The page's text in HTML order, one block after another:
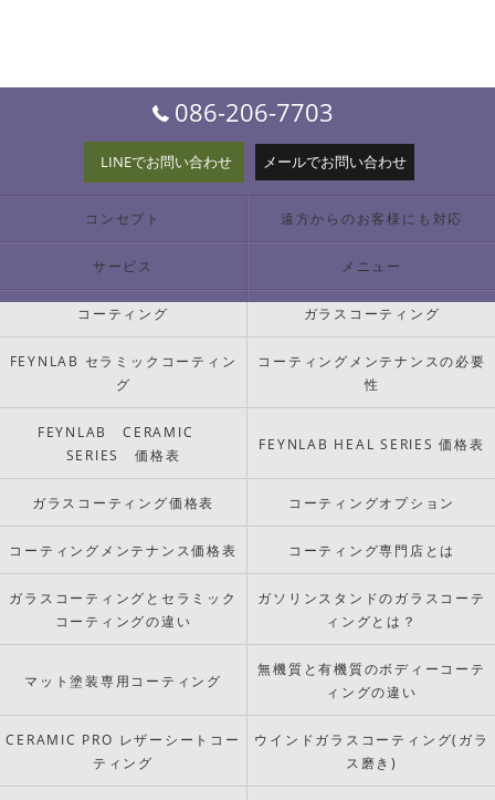
086-206-7703
LINEでお問い合わせ メールでお問い合わせ
コンセプト 遠方からのお客様にも対応
サービス メニュー
コーティング ガラスコーティング
FEYNLAB セラミックコーティン
グ
コーティングメンテナンスの必要
性
FEYNLAB CERAMIC
SERIES 価格表
FEYNLAB HEAL SERIES 価格表
ガラスコーティング価格表 コーティングオプション
コーティングメンテナンス価格表 コーティング専門店とは
ガラスコーティングとセラミック
コーティングの違い
ガソリンスタンドのガラスコーテ
ィングとは？
マット塗装専用コーティング
無機質と有機質のボディーコーテ
ィングの違い
CERAMIC PRO レザーシートコー
ティング
ウインドガラスコーティング(ガラ
ス磨き)